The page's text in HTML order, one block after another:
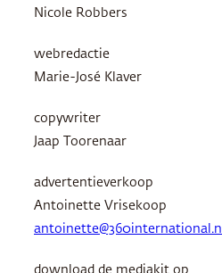
Nicole Robbers
webredactie
Marie-José Klaver
copywriter
Jaap Toorenaar
advertentieverkoop
Antoinette Vrisekoop
antoinette@360international.nl
download de mediakit op